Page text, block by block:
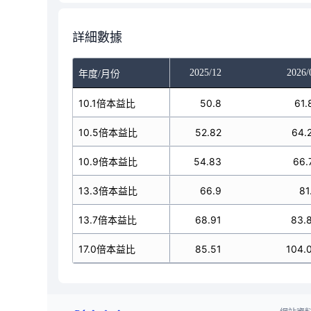
詳細數據
年度/月份
2025/11 2025/12 2026/
10.1倍本益比
10.5倍本益比
10.9倍本益比
13.3倍本益比
13.7倍本益比
17.0倍本益比
50.8 50.8
52.82 52.82
54.83 54.83
66.9 66.9
68.91 68.91
85.51 85.51